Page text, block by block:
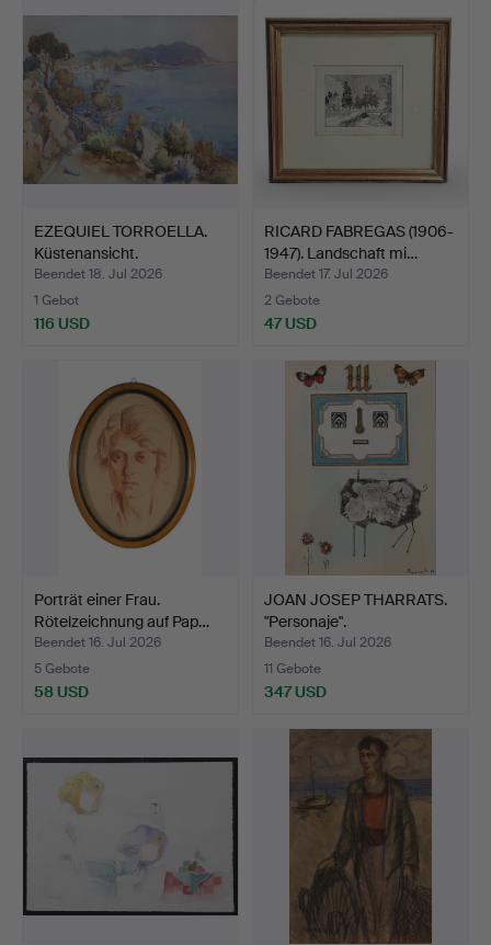
EZEQUIEL TORROELLA.
Küstenansicht.
Beendet 18. Jul 2026
1 Gebot
116 USD
RICARD FABREGAS (1906-
1947). Landschaft mi…
Beendet 17. Jul 2026
2 Gebote
47 USD
Porträt einer Frau.
Rötelzeichnung auf Pap…
Beendet 16. Jul 2026
5 Gebote
58 USD
JOAN JOSEP THARRATS.
"Personaje".
Beendet 16. Jul 2026
11 Gebote
347 USD